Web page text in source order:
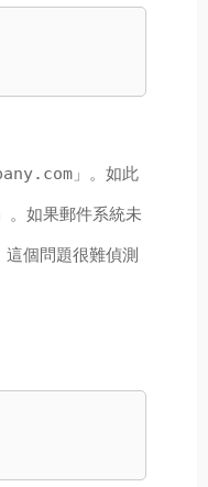
」。如此
」。如果郵件系統未
個問題很難偵測